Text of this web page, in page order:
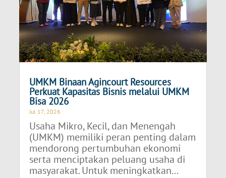
UMKM Binaan Agincourt Resources
Perkuat Kapasitas Bisnis melalui UMKM
Bisa 2026
Jul 17, 2026
Usaha Mikro, Kecil, dan Menengah
(UMKM) memiliki peran penting dalam
mendorong pertumbuhan ekonomi
serta menciptakan peluang usaha di
masyarakat. Untuk meningkatkan...